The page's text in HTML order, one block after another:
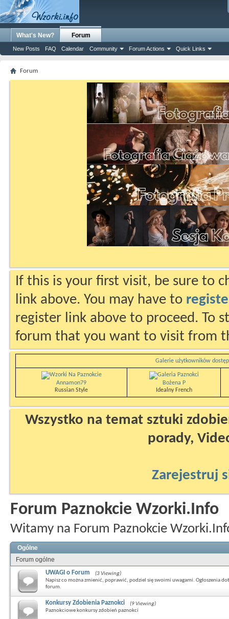
What's New? Forum
New Posts FAQ Calendar Community Forum Actions Quick Links
Forum
If this is your first visit, be sure to
link above. You may have to
register link above to proceed. To
forum that you want to visit from
Galerie użytkowników
Annamon79
Russian Style
Bożena P
Idealny French
Wszystko na temat sztuki
porady,
Zarejestruj
Forum Paznokcie Wzorki.Info
Witamy na Forum Paznokcie
Ogólne
Forum ogólne
UWAGI o Forum
(3 Viewing)
Napisz co można zmienić, poprawić, podziel się swoimi uwagami. Ogłoszenia
forum.
Konkursy Zdobienia Paznokci
(9 Viewing)
Paznokciowe konkursy zdobień paznokci